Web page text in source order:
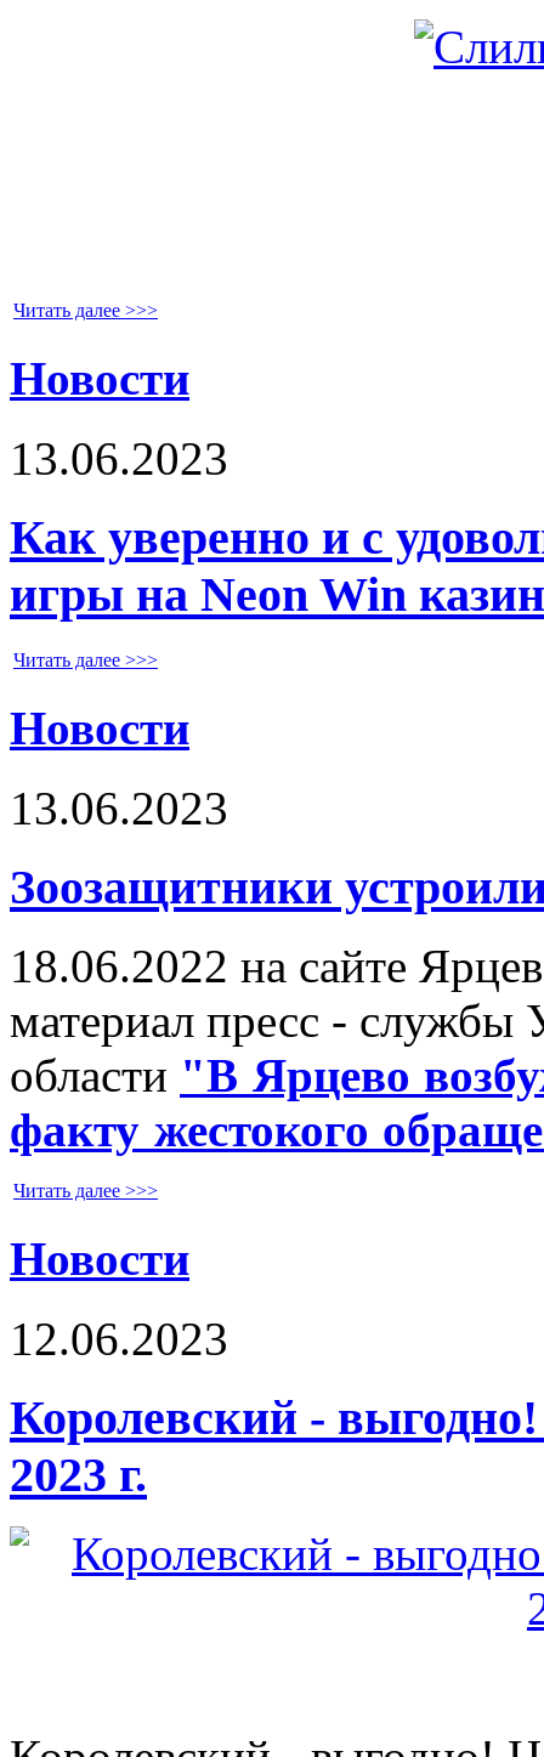
Читать далее >>>
Новости
13.06.2023
Как уверенно и с
игры на Neon Win
Читать далее >>>
Новости
13.06.2023
Зоозащитники
18.06.2022 на сайте
материал пресс -
области "В Ярцево
факту жестокого
Читать далее >>>
Новости
12.06.2023
Королевский -
2023 г.